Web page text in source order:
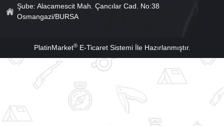
Şube: Alacamescit Mah. Çancılar Cad. No:38
Osmangazi/BURSA
PlatinMarket®E-Ticaret Sistemiİle Hazırlanmıştır.